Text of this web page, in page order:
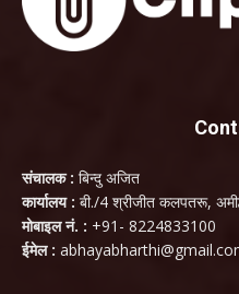
संचालक : बिन्दु अजित
कार्यालय : बी./4 श्रीजीत कलपतरू,
मोबाइल नं. : +91- 8224833100
ईमेल :